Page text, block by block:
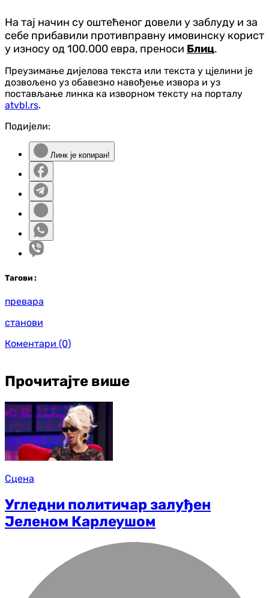
На тај начин су оштећеног довели у заблуду и за
себе прибавили противправну имовинску корист
у износу од 100.000 евра, преноси Блиц.
Преузимање дијелова текста или текста у цјелини је
дозвољено уз обавезно навођење извора и уз
постављање линка ка изворном тексту на порталу
atvbl.rs.
Подијели:
Линк је копиран!
Тагови :
превара
станови
Коментари (0)
Прочитајте више
Сцена
Угледни политичар залуђен
Јеленом Карлеушом